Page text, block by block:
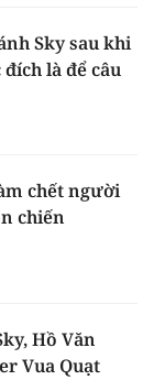
Sky sau khi
là để câu
chết người
chiến
Hồ Văn
Vua Quạt